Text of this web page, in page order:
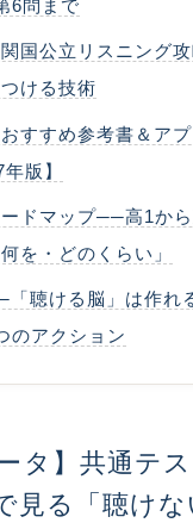
6問まで
国公立リスニング
ける技術
すすめ参考書＆ア
版】
ドマップ──高1か
何を・どのくらい」
「聴ける脳」は作れ
のアクション
タ】共通テ
見る「聴けな